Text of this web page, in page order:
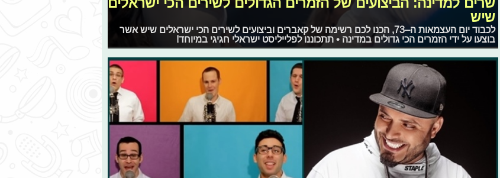
שיש
לכבוד יום העצמאות ה–73, הכנו לכם רשימה של קאברים וביצועים לשירים הכי ישראלים שיש אשר
בוצעו על ידי הזמרים הכי גדולים במדינה • תתכוננו לפלייליסט ישראלי חגיגי במיוחד!